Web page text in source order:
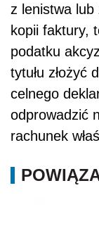
z lenistwa
kopii faktury,
podatku
tytułu złożyć
celnego
odprowadzić
rachunek